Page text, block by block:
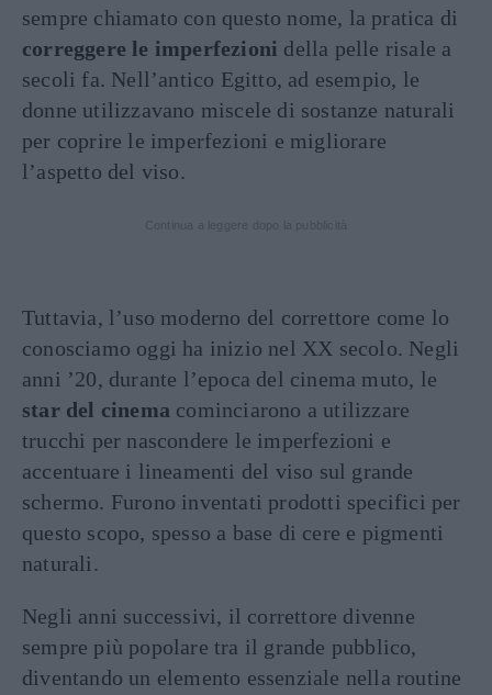
sempre chiamato con questo nome, la pratica di
correggere le imperfezioni della pelle risale a
secoli fa. Nell’antico Egitto, ad esempio, le
donne utilizzavano miscele di sostanze naturali
per coprire le imperfezioni e migliorare
l’aspetto del viso.
Tuttavia, l’uso moderno del correttore come lo
conosciamo oggi ha inizio nel XX secolo. Negli
anni ’20, durante l’epoca del cinema muto, le
star del cinema cominciarono a utilizzare
trucchi per nascondere le imperfezioni e
accentuare i lineamenti del viso sul grande
schermo. Furono inventati prodotti specifici per
questo scopo, spesso a base di cere e pigmenti
naturali.
Negli anni successivi, il correttore divenne
sempre più popolare tra il grande pubblico,
diventando un elemento essenziale nella routine